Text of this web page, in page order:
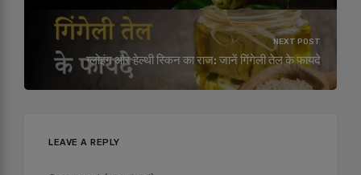
NEXT POST
ग्लोइंग और हेल्थी स्किन का राज: जानें गिंगेली तेल के फायदे
LEAVE A REPLY